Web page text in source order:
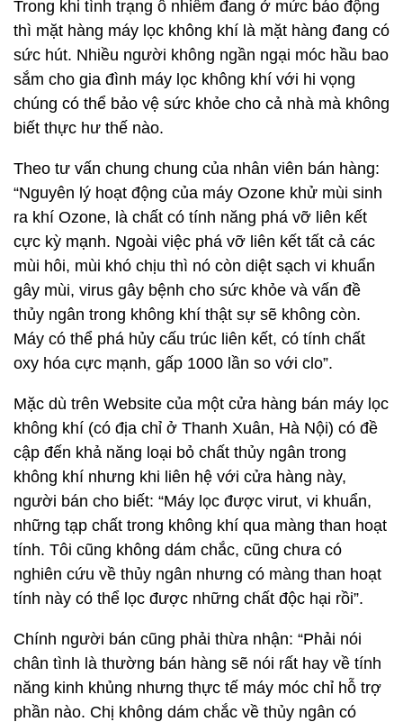
Trong khi tình trạng ô nhiễm đang ở mức báo động
thì mặt hàng máy lọc không khí là mặt hàng đang có
sức hút. Nhiều người không ngần ngại móc hầu bao
sắm cho gia đình máy lọc không khí với hi vọng
chúng có thể bảo vệ sức khỏe cho cả nhà mà không
biết thực hư thế nào.
Theo tư vấn chung chung của nhân viên bán hàng:
“Nguyên lý hoạt động của máy Ozone khử mùi sinh
ra khí Ozone, là chất có tính năng phá vỡ liên kết
cực kỳ mạnh. Ngoài việc phá vỡ liên kết tất cả các
mùi hôi, mùi khó chịu thì nó còn diệt sạch vi khuẩn
gây mùi, virus gây bệnh cho sức khỏe và vấn đề
thủy ngân trong không khí thật sự sẽ không còn.
Máy có thể phá hủy cấu trúc liên kết, có tính chất
oxy hóa cực mạnh, gấp 1000 lần so với clo”.
Mặc dù trên Website của một cửa hàng bán máy lọc
không khí (có địa chỉ ở Thanh Xuân, Hà Nội) có đề
cập đến khả năng loại bỏ chất thủy ngân trong
không khí nhưng khi liên hệ với cửa hàng này,
người bán cho biết: “Máy lọc được virut, vi khuẩn,
những tạp chất trong không khí qua màng than hoạt
tính. Tôi cũng không dám chắc, cũng chưa có
nghiên cứu về thủy ngân nhưng có màng than hoạt
tính này có thể lọc được những chất độc hại rồi”.
Chính người bán cũng phải thừa nhận: “Phải nói
chân tình là thường bán hàng sẽ nói rất hay về tính
năng kinh khủng nhưng thực tế máy móc chỉ hỗ trợ
phần nào. Chị không dám chắc về thủy ngân có